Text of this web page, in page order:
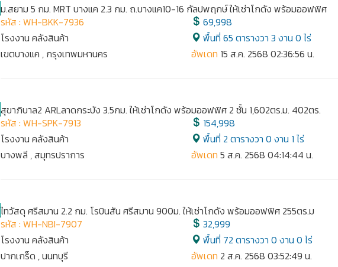
ม.สยาม 5 กม. MRT บางแค 2.3 กม. ถ.บางแค10-16 กัลปพฤกษ์ ให้เช่าโกดัง พร้อมออฟฟิศ
รหัส : WH-BKK-7936
โรงงาน คลังสินค้า
เขตบางแค , กรุงเทพมหานคร
69,998
พื้นที่ 65 ตารางวา 3 งาน 0 ไร่
อัพเดท 15 ส.ค. 2568 02:36:56 น.
สุขาภิบาล2 ARLลาดกระบัง 3.5กม. ให้เช่าโกดัง พร้อมออฟฟิศ 2 ชั้น 1,602ตร.ม. 402ตร.
รหัส : WH-SPK-7913
โรงงาน คลังสินค้า
บางพลี , สมุทรปราการ
154,998
พื้นที่ 2 ตารางวา 0 งาน 1 ไร่
อัพเดท 5 ส.ค. 2568 04:14:44 น.
ไทวัสดุ ศรีสมาน 2.2 กม. โรบินสัน ศรีสมาน 900ม. ให้เช่าโกดัง พร้อมออฟฟิศ 255ตร.ม
รหัส : WH-NBI-7907
โรงงาน คลังสินค้า
ปากเกร็ด , นนทบุรี
32,999
พื้นที่ 72 ตารางวา 0 งาน 0 ไร่
อัพเดท 2 ส.ค. 2568 03:52:49 น.